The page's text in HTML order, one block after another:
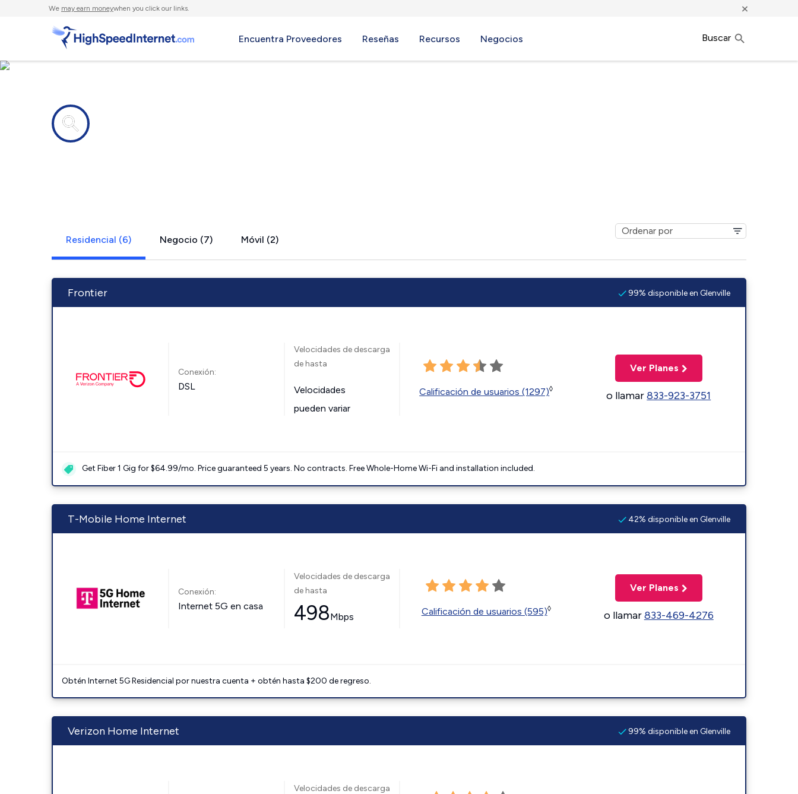
We may earn moneywhen you click our links. ×
Encuentra Proveedores Reseñas Recursos Negocios Buscar
Residencial (6) Negocio (7) Móvil (2)
Frontier 99% disponible en Glenville
Conexión:
DSL
Velocidades de descarga
de hasta
Velocidades
pueden variar
Calificación de usuarios (1297)◊
Ver Planes
o llamar833-923-3751
Get Fiber 1 Gig for $64.99/mo. Price guaranteed 5 years. No contracts. Free Whole-Home Wi-Fi and installation included.
T-Mobile Home Internet 42% disponible en Glenville
Conexión:
Internet 5G en casa
Velocidades de descarga
de hasta
498Mbps Calificación de usuarios (595)◊
Ver Planes
o llamar833-469-4276
Obtén Internet 5G Residencial por nuestra cuenta + obtén hasta $200 de regreso.
Verizon Home Internet 99% disponible en Glenville
Velocidades de descarga